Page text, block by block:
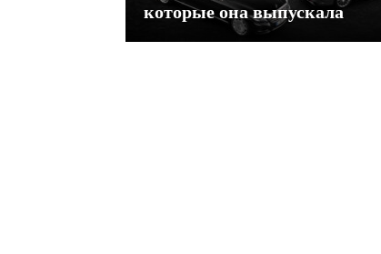
которые она выпускала